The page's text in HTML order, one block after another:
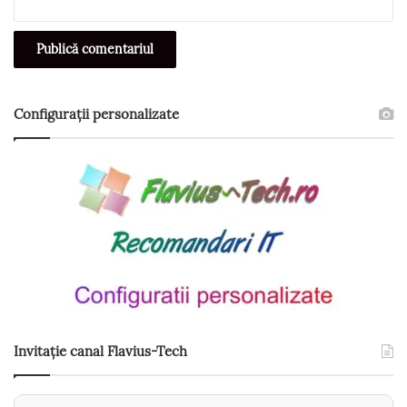
Configurații personalizate
Invitație canal Flavius-Tech